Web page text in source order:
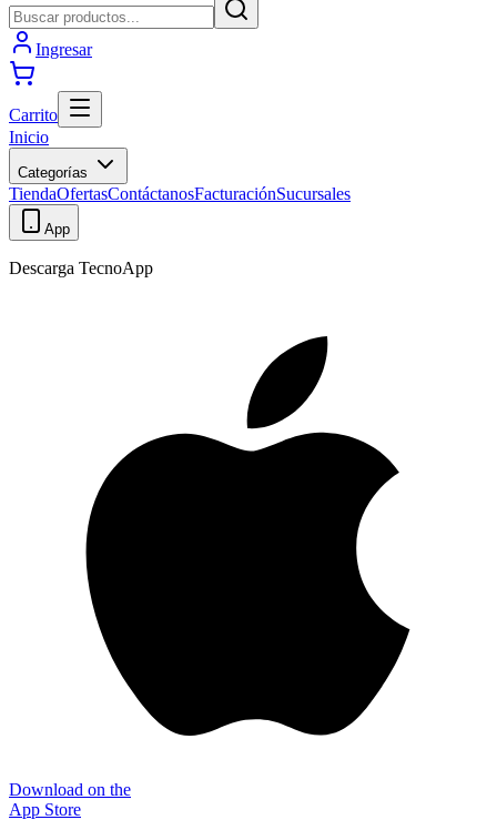
Ingresar
Carrito
Inicio
Categorías
TiendaOfertasContáctanosFacturaciónSucursales
App
Descarga TecnoApp
Download on the
App Store